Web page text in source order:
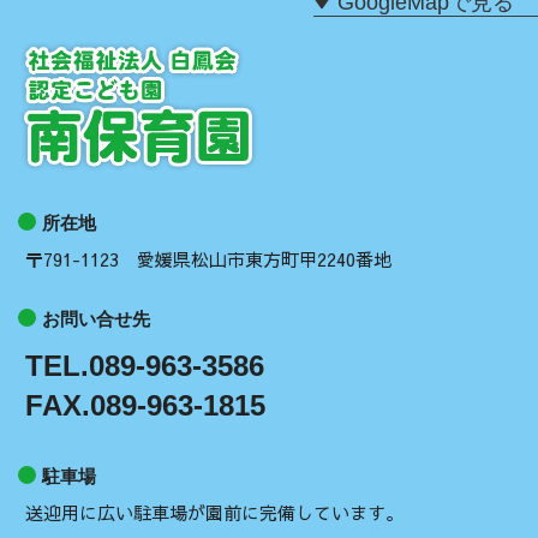
所在地
〒791-1123 愛媛県松山市東方町甲2240番地
お問い合せ先
TEL.089-963-3586
FAX.089-963-1815
駐車場
送迎用に広い駐車場が園前に完備しています。